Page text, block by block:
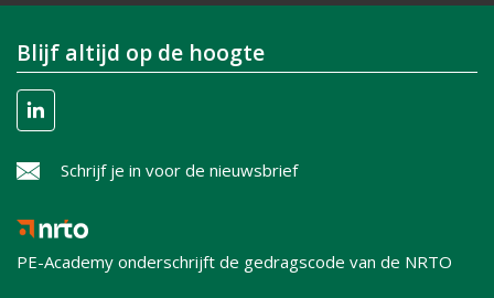
Blijf altijd op de hoogte
Schrijf je in voor de nieuwsbrief
PE-Academy onderschrijft de gedragscode van de NRTO